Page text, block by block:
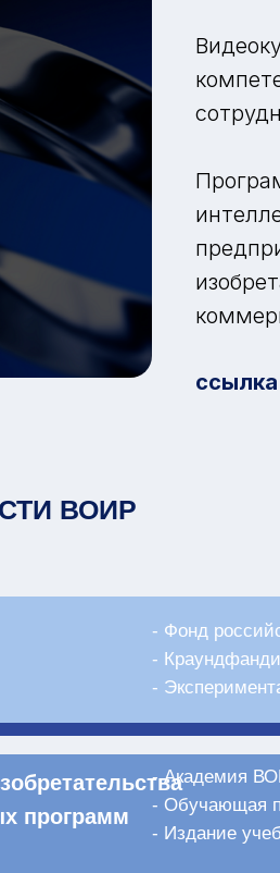
ВОИР
- Фонд
-
-
программ
- Академия
- Обучающая
- Издание